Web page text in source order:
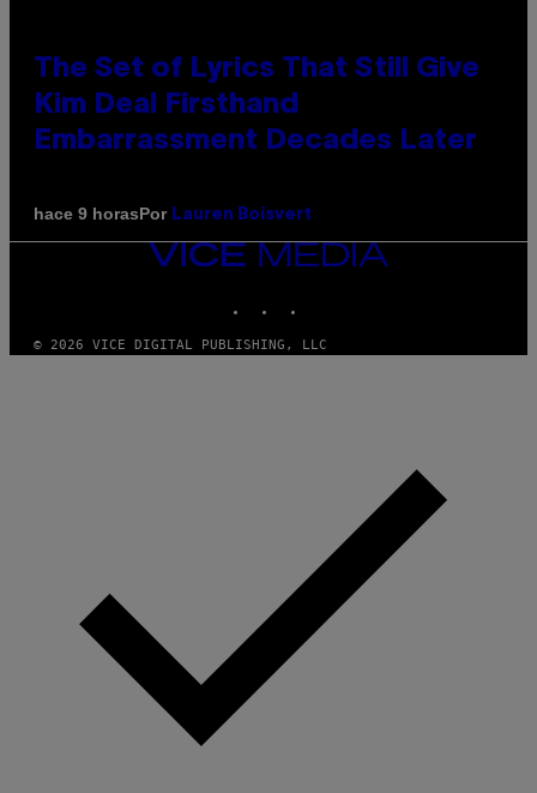
The Set of Lyrics That Still Give
Kim Deal Firsthand
Embarrassment Decades Later
hace 9 horasPor Lauren Boisvert
VICE
MEDIA
© 2026 VICE DIGITAL PUBLISHING, LLC